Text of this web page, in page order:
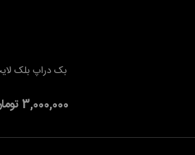
افزودن به سبد خریدبک دراپ بلک
3,000,000 تومان